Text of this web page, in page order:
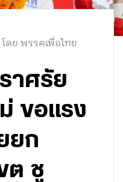
โดย พรรคเพื่อไทย
าศรัย
ขอแรง
ยก
ต ชู